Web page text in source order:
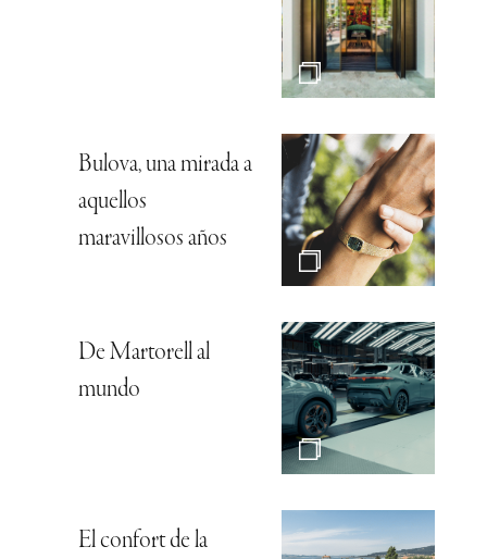
Bulova, una mirada a
aquellos
maravillosos años
De Martorell al
mundo
El confort de la